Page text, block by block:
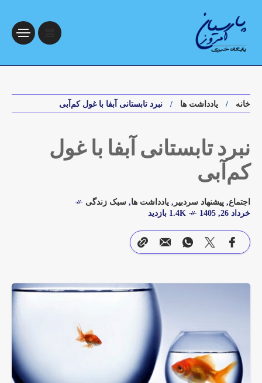
خانه یادداشت ها نبرد تابستانی آبفا با غول کم‌آبی
نبرد تابستانی آبفا با غول
کم‌آبی
اجتماع, پیشنهاد سردبیر , یادداشت ها, سبک زندگی
خرداد 26, 1405
1.4K بازدید